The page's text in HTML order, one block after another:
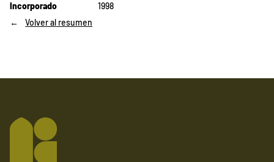
Incorporado
1998
Volver al resumen